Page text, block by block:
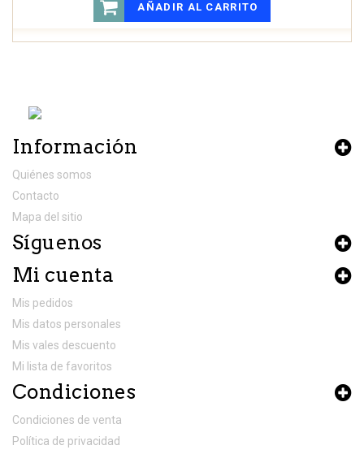
AÑADIR AL CARRITO
Información
Quiénes somos
Contacto
Mapa del sitio
Síguenos
Mi cuenta
Mis pedidos
Mis datos personales
Mis vales descuento
Mi lista de favoritos
Condiciones
Condiciones de venta
Política de privacidad